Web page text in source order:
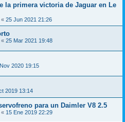
la primera victoria de Jaguar en Le
« 25 Jun 2021 21:26
« 25 Mar 2021 19:48
2020 19:15
2019 13:14
para un Daimler V8 2.5
« 15 Ene 2019 22:29